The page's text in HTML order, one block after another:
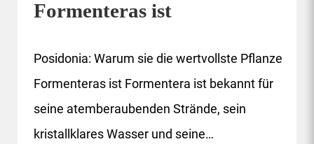
Formenteras ist
Posidonia: Warum sie die wertvollste Pflanze
Formenteras ist Formentera ist bekannt für
seine atemberaubenden Strände, sein
kristallklares Wasser und seine…